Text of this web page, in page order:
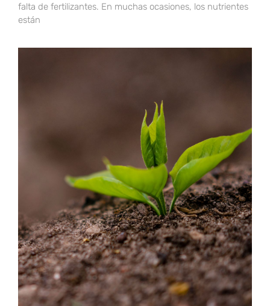
falta de fertilizantes. En muchas ocasiones, los nutrientes
están